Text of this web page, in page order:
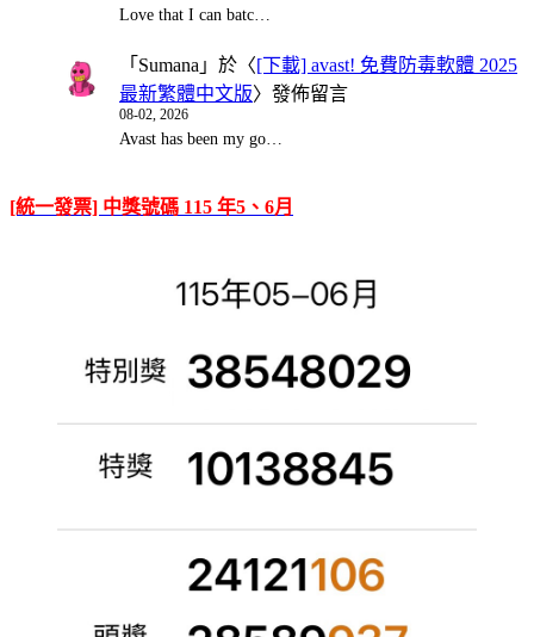
Love that I can batc…
「 Sumana 」於〈[下載] avast! 免費防毒軟體 2025
最新繁體中文版〉發佈留言
08-02, 2026
Avast has been my go…
[統一發票] 中獎號碼 115 年5、6月